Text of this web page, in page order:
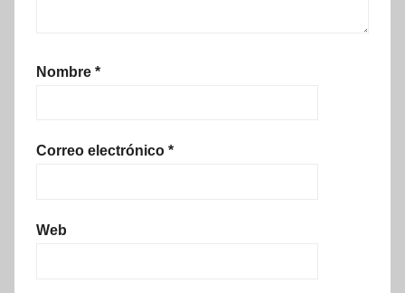
Nombre *
Correo electrónico *
Web